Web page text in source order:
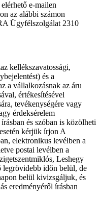
e-mailen
az alábbi számon
Ügyfélszolgálat 2310
kellékszavatossági,
és a
a vállalkozásnak az áru
értékesítésével
tevékenységére vagy
érdeksérelem
és szóban is közölheti
kérjük írjon A
elektronikus levélben a
postai levélben a
Leshegy
legrövidebb időn belül, de
belül kivizsgáljuk, és
eredményéről írásban